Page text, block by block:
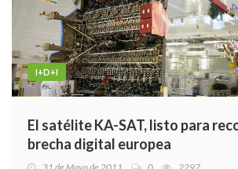
I+D+I
El satélite KA-SAT, listo para
brecha digital europea